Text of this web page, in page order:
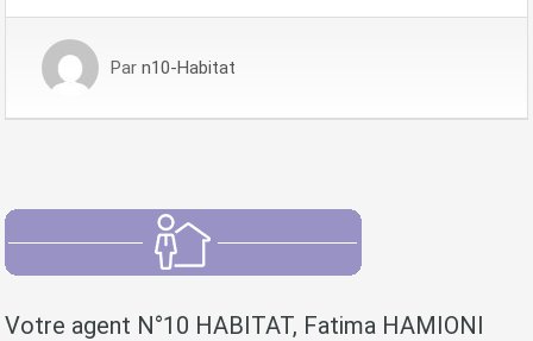
Par n10-Habitat
Votre agent N°10 HABITAT, Fatima HAMIONI